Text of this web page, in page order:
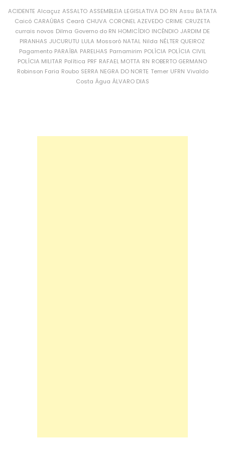
ACIDENTE Alcaçuz ASSALTO ASSEMBLEIA LEGISLATIVA DO RN Assu BATATA
Caicó CARAÚBAS Ceará CHUVA CORONEL AZEVEDO CRIME CRUZETA
currais novos Dilma Governo do RN HOMICÍDIO INCÊNDIO JARDIM DE
PIRANHAS JUCURUTU LULA Mossoró NATAL Nilda NÉLTER QUEIROZ
Pagamento PARAÍBA PARELHAS Parnamirim POLÍCIA POLÍCIA CIVIL
POLÍCIA MILITAR Política PRF RAFAEL MOTTA RN ROBERTO GERMANO
Robinson Faria Roubo SERRA NEGRA DO NORTE Temer UFRN Vivaldo
Costa Água ÁLVARO DIAS